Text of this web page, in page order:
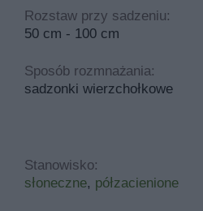
Rozstaw przy sadzeniu:
50 cm - 100 cm
Sposób rozmnażania:
sadzonki wierzchołkowe
Stanowisko:
słoneczne, półzacienione